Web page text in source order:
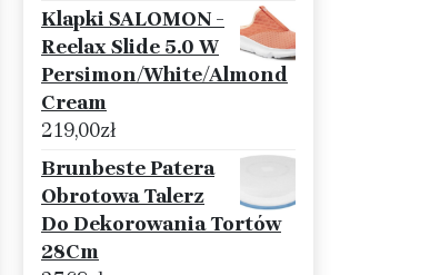
Klapki SALOMON -
Reelax Slide 5.0 W
Persimon/White/Almond
Cream
219,00zł
Brunbeste Patera
Obrotowa Talerz
Do Dekorowania Tortów
28Cm